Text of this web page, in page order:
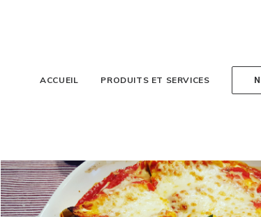
ACCUEIL PRODUITS ET SERVICES